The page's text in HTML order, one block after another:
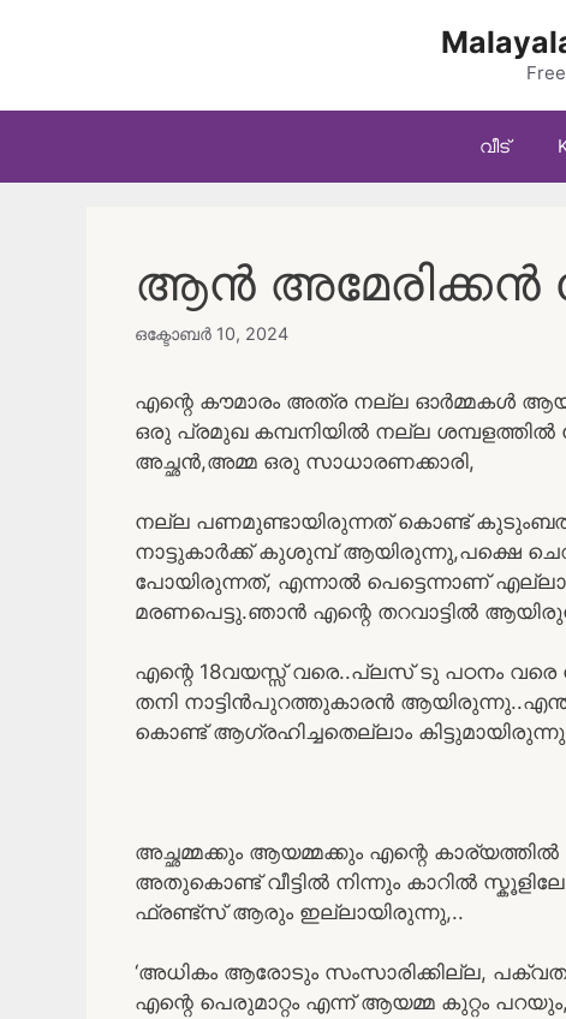
വീട്
ആൻ അമേരിക്കൻ
ഒക്ടോബർ 10, 2024
എന്റെ കൗമാരം അത്ര നല്ല ഓർമ്മകൾ
ഒരു പ്രമുഖ കമ്പനിയിൽ നല്ല
അച്ഛൻ,അമ്മ ഒരു സാധാരണക്കാരി,
നല്ല പണമുണ്ടായിരുന്നത് കൊണ്ട്
നാട്ടുകാർക്ക് കുശുമ്പ് ആയിരുന്നു,പക്ഷെ
പോയിരുന്നത്, എന്നാൽ പെട്ടെന്നാണ്
മരണപെട്ടു.ഞാൻ എന്റെ തറവാട്ടിൽ
എന്റെ 18വയസ്സ് വരെ..പ്ലസ് ടു പഠനം വരെ
തനി നാട്ടിൻപുറത്തുകാരൻ
കൊണ്ട് ആഗ്രഹിച്ചതെല്ലാം
അച്ഛമ്മക്കും ആയമ്മക്കും എന്റെ
അതുകൊണ്ട് വീട്ടിൽ നിന്നും കാറിൽ
ഫ്രണ്ട്‌സ് ആരും ഇല്ലായിരുന്നു,..
‘അധികം ആരോടും സംസാരിക്കില്ല,
എന്റെ പെരുമാറ്റം എന്ന് ആയമ്മ കുറ്റം